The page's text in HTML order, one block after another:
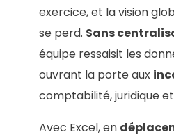
exercice, et la vision
se perd. Sans
équipe ressaisit les
ouvrant la porte aux
comptabilité, juridique
Avec Excel, en